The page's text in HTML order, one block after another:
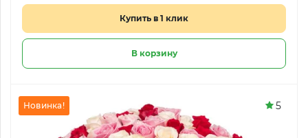
Купить в 1 клик
В корзину
Новинка! 5